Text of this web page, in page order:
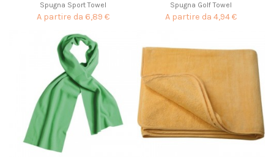
Spugna Sport Towel
A partire da 6,89 €
Spugna Golf Towel
A partire da 4,94 €